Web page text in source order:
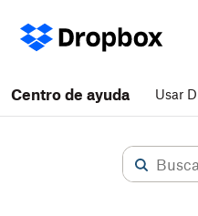
Centro de ayuda Usar